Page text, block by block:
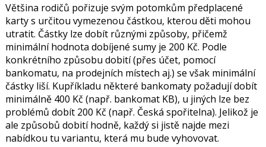
Většina rodičů pořizuje svým potomkům předplacené
karty s určitou vymezenou částkou, kterou děti mohou
utratit. Částky lze dobít různými způsoby, přičemž
minimální hodnota dobíjené sumy je 200 Kč. Podle
konkrétního způsobu dobití (přes účet, pomocí
bankomatu, na prodejních místech aj.) se však minimální
částky liší. Kupříkladu některé bankomaty požadují dobít
minimálně 400 Kč (např. bankomat KB), u jiných lze bez
problémů dobít 200 Kč (např. Česká spořitelna). Jelikož je
ale způsobů dobití hodně, každý si jistě najde mezi
nabídkou tu variantu, která mu bude vyhovovat.